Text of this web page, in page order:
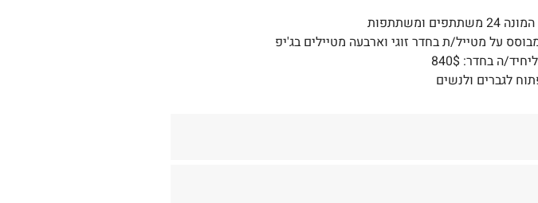
ומשתתפות
על מטייל/ת בחדר זוגי וארבעה מטיילים בג'יפ
ה בחדר: 840$
לגברים ולנשים